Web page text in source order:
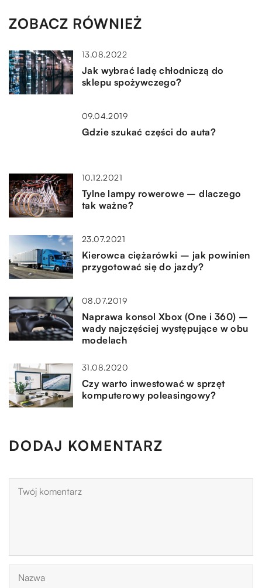
ZOBACZ RÓWNIEŻ
13.08.2022
Jak wybrać ladę chłodniczą do
sklepu spożywczego?
09.04.2019
Gdzie szukać części do auta?
10.12.2021
Tylne lampy rowerowe – dlaczego
tak ważne?
23.07.2021
Kierowca ciężarówki – jak powinien
przygotować się do jazdy?
08.07.2019
Naprawa konsol Xbox (One i 360) –
wady najczęściej występujące w obu
modelach
31.08.2020
Czy warto inwestować w sprzęt
komputerowy poleasingowy?
DODAJ KOMENTARZ